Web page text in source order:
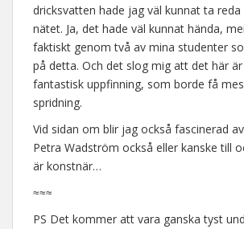
dricksvatten hade jag väl kunnat ta reda
nätet. Ja, det hade väl kunnat hända,
faktiskt genom två av mina studenter
på detta. Och det slog mig att det här är
fantastisk uppfinning, som borde få
spridning.
Vid sidan om blir jag också fascinerad
Petra Wadström också eller kanske till
är konstnär…
≈≈≈
PS Det kommer att vara ganska tyst